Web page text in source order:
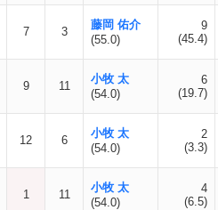
7 3
藤岡 佑介
(55.0)
9
(45.4)
9 11
小牧 太
(54.0)
6
(19.7)
12 6
小牧 太
(54.0)
2
(3.3)
1 11
小牧 太
(54.0)
4
(6.5)